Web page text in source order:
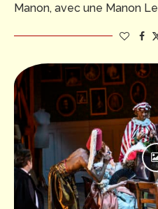
Manon, avec une Manon